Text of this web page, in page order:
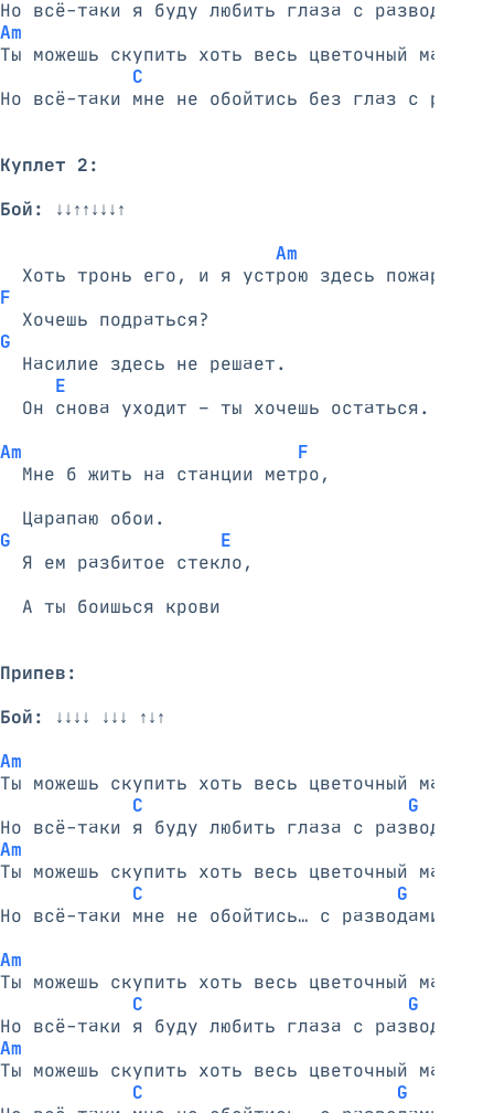
Am
Ты можешь скупить хоть весь цветочный
C                             G
Но всё-таки мне не обойтись без глаз с
Куплет 2:
Бой:
↓↓↑↑↓↓↓↑
Am
F
G
  Насилие здесь не решает.
E
  Он снова уходит – ты хочешь остаться.
Am                         F
  Мне б жить на станции метро,
G                   E
  Я ем разбитое стекло,
  А ты боишься крови
Припев:
Бой:
↓↓↓↓ ↓↓↓ ↑↓↑
Am
Ты можешь скупить хоть весь цветочный
C                        G
Am
Ты можешь скупить хоть весь цветочный
C                       G
Но всё-таки мне не обойтись… с разводами
Am
Ты можешь скупить хоть весь цветочный
C                        G
Am
Ты можешь скупить хоть весь цветочный
C                       G